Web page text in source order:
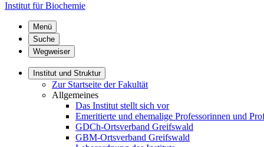
Institut für Biochemie
Menü
Suche
Wegweiser
Institut und Struktur
Zur Startseite der Fakultät
Allgemeines
Das Institut stellt sich vor
Emeritierte und ehemalige Professorinnen und
GDCh-Ortsverband Greifswald
GBM-Ortsverband Greifswald